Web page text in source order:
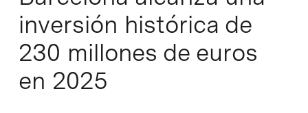
inversión histórica de
230 millones de euros
en 2025